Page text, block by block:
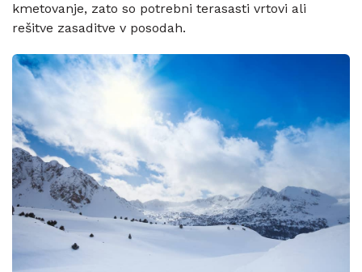
kmetovanje, zato so potrebni terasasti vrtovi ali
rešitve zasaditve v posodah.